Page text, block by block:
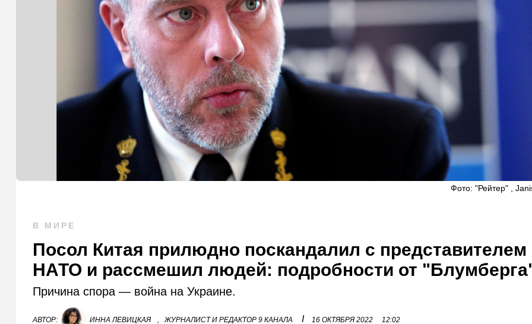
Фото: "Рейтер" ,
В МИРЕ
Посол Китая прилюдно поскандалил с представителем
НАТО и рассмешил людей: подробности от
Причина спора — война на Украине.
АВТОР: ИННА ЛЕВИЦКАЯ , ЖУРНАЛИСТ И РЕДАКТОР 9 КАНАЛА I 16 ОКТЯБРЯ 2022 12:02